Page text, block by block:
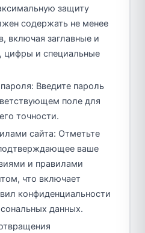
защиту
содержать не менее
включая заглавные и
цифры и специальные
Введите пароль
поле для
точности.
сайта: Отметьте
ваше
и правилами
что включает
конфиденциальности
данных.